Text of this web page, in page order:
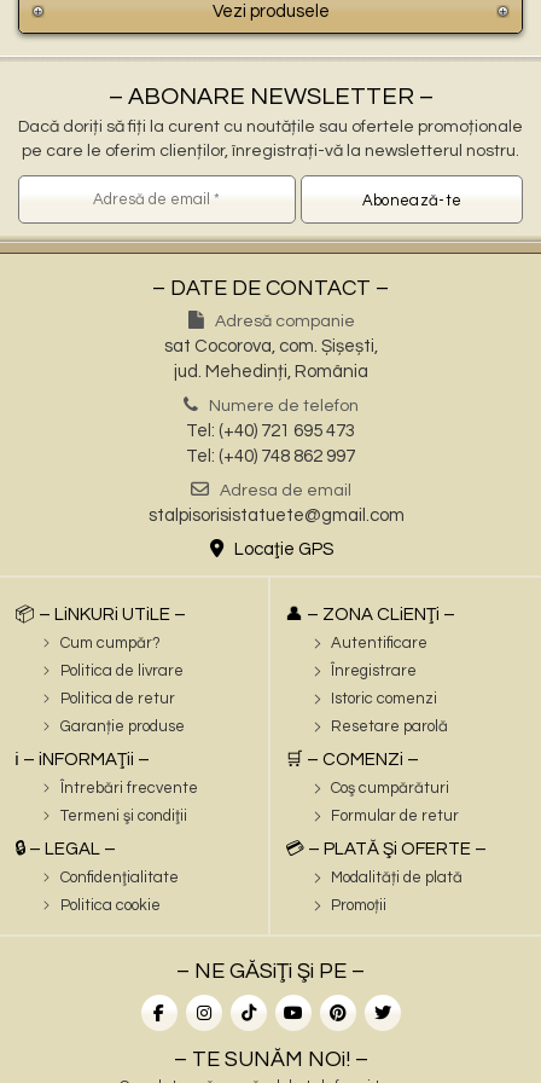
Vezi produsele
– ABONARE NEWSLETTER –
Dacă doriți să fiți la curent cu noutățile sau ofertele promoționale
pe care le oferim clienților, înregistrați-vă la newsletterul nostru.
– DATE DE CONTACT –
Adresă companie
sat Cocorova, com. Șișești,
jud. Mehedinți, România
Numere de telefon
Tel: (+40) 721 695 473
Tel: (+40) 748 862 997
Adresa de email
stalpisorisistatuete@gmail.com
Locaţie GPS
📦 – LiNKURi UTiLE –
Cum cumpăr?
Politica de livrare
Politica de retur
Garanție produse
ℹ️ – iNFORMAŢii –
Întrebări frecvente
Termeni şi condiţii
🔒 – LEGAL –
Confidenţialitate
Politica cookie
👤 – ZONA CLiENŢi –
Autentificare
Înregistrare
Istoric comenzi
Resetare parolă
🛒 – COMENZi –
Coş cumpărături
Formular de retur
💳 – PLATĂ Şi OFERTE –
Modalități de plată
Promoții
– NE GĂSiŢi Şi PE –
– TE SUNĂM NOi! –